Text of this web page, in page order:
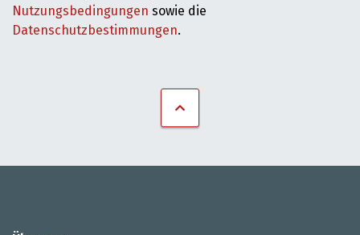
Nutzungsbedingungen sowie die
Datenschutzbestimmungen.